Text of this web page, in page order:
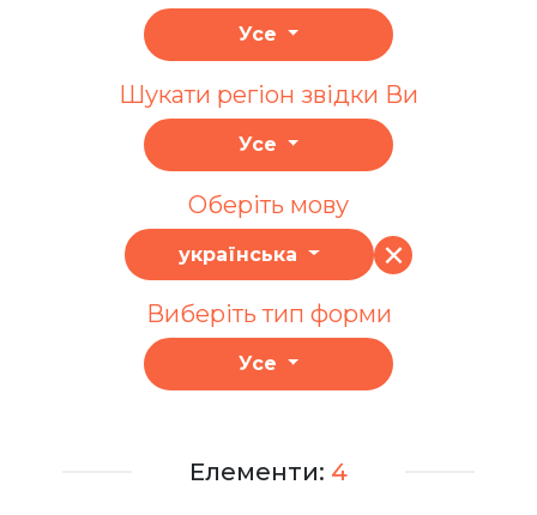
Усе
Шукати регіон звідки Ви
Усе
Оберіть мову
українська
Виберіть тип форми
Усе
Елементи: 4